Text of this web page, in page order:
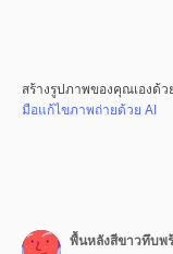
สร้างรูปภาพของคุณเองด้ว
มือแก้ไขภาพถ่ายด้วย AI
พื้นหลังสีขาวทึบพ